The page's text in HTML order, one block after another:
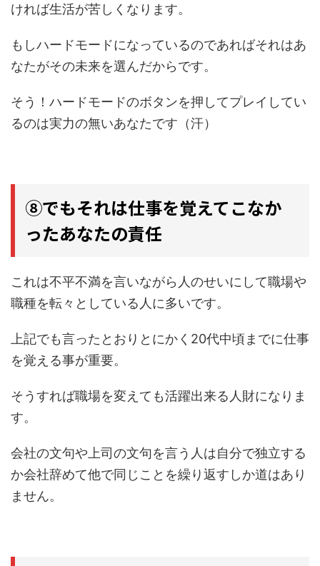
ければ生活が苦しくなります。
もしハードモードになっているのであればそれはあ
なたがその未来を選んだからです。
そう！ハードモードのボタンを押してプレイしてい
るのは実力の無いあなたです（汗）
⑧でもそれは仕事を覚えてこなか
ったあなたの責任
これは不平不満を言いながら人のせいにして職場や
職種を転々としている人に多いです。
上記でも言ったとおりとにかく20代中頃までに仕事
を覚える事が重要。
そうすれば職場を変えても活躍出来る人財になりま
す。
会社の文句や上司の文句を言う人は自分で独立する
か会社辞めて他で同じことを繰り返すしか道はあり
ません。